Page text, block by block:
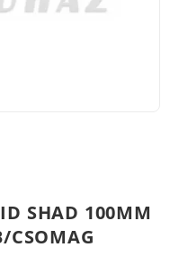
SHAD 100MM
CSOMAG